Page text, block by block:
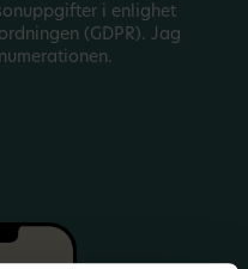
i enlighet
(GDPR). Jag